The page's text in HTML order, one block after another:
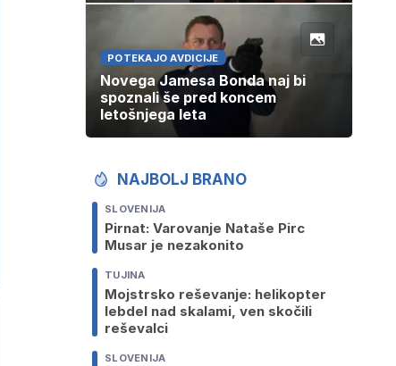
POTEKAJO AVDICIJE
Novega Jamesa Bonda naj bi
spoznali še pred koncem
letošnjega leta
NAJBOLJ BRANO
SLOVENIJA
Pirnat: Varovanje Nataše Pirc
Musar je nezakonito
TUJINA
Mojstrsko reševanje: helikopter
lebdel nad skalami, ven skočili
reševalci
SLOVENIJA